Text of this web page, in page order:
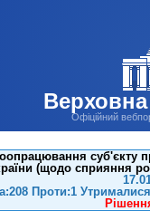
Верховна
Офіційний
суб'єкту
(щодо сприяння
Проти:1